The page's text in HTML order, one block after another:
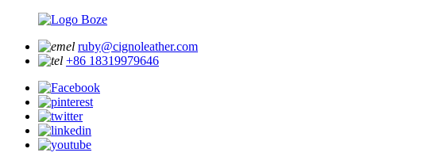
ruby@cignoleather.com
+86 18319979646